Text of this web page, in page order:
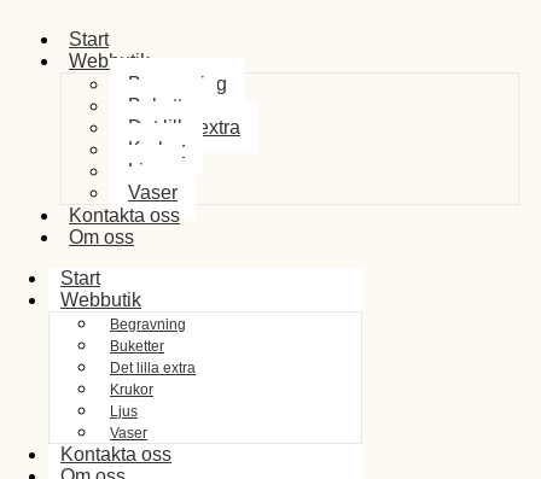
Start
Webbutik
Begravning
Buketter
Det lilla extra
Krukor
Ljus
Vaser
Kontakta oss
Om oss
Start
Webbutik
Begravning
Buketter
Det lilla extra
Krukor
Ljus
Vaser
Kontakta oss